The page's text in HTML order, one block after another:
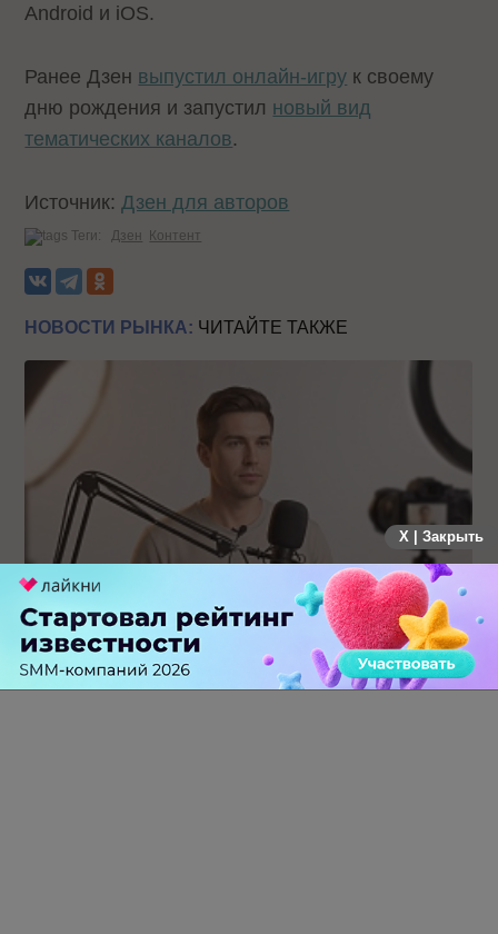
Android и iOS.
Ранее Дзен выпустил онлайн-игру к своему
дню рождения и запустил новый вид
тематических каналов.
Источник: Дзен для авторов
Теги: Дзен Контент
НОВОСТИ РЫНКА: ЧИТАЙТЕ ТАКЖЕ
Российский рынок инфлюенс-маркетинга вошел в фазу
стагнации после нескольких лет роста
X | Закрыть